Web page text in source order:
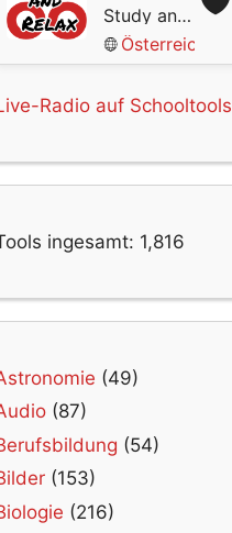
Study and Relax
Österreich
Radio auf Schooltools
ingesamt: 1,816
(49)
(87)
(54)
(153)
(216)